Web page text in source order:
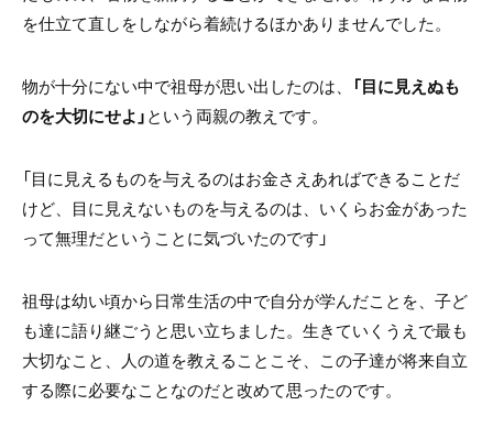
を仕立て直しをしながら着続けるほかありませんでした。
物が十分にない中で祖母が思い出したのは、
「目に見えぬも
のを大切にせよ」という両親の教えです。
「目に見えるものを与えるのはお金さえあればできることだ
けど、目に見えないものを与えるのは、いくらお金があった
って無理だということに気づいたのです」
祖母は幼い頃から日常生活の中で自分が学んだことを、子ど
も達に語り継ごうと思い立ちました。生きていくうえで最も
大切なこと、人の道を教えることこそ、この子達が将来自立
する際に必要なことなのだと改めて思ったのです。